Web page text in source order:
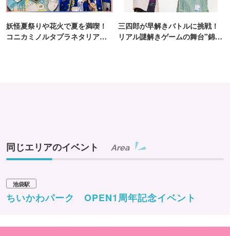
※各イベントの詳細は公式サイトをご確認ください
妖怪夏祭りや花火で夏を満喫！
コニカミノルタプラネタリア
三四郎が早解きバトルに挑戦！
リアル謎解きゲームの舞台"錦糸
同じエリアのイベント Area
池袋駅
ちいかわパーク OPEN1周年記念イベント